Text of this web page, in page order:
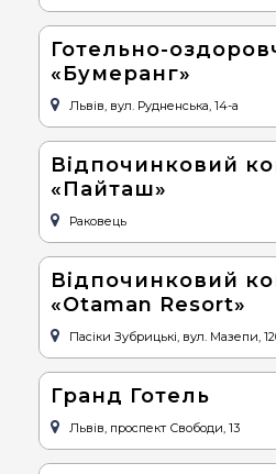
Готельно-
«Бумеранг»
Львів, вул. Рудненська, 14-а
Відпочинковий
«Пайташ»
Раковець
Відпочинковий
«Otaman Resort»
Пасіки Зубрицькі, вул. Мазепи,
Гранд Готель
Львів, проспект Свободи, 13